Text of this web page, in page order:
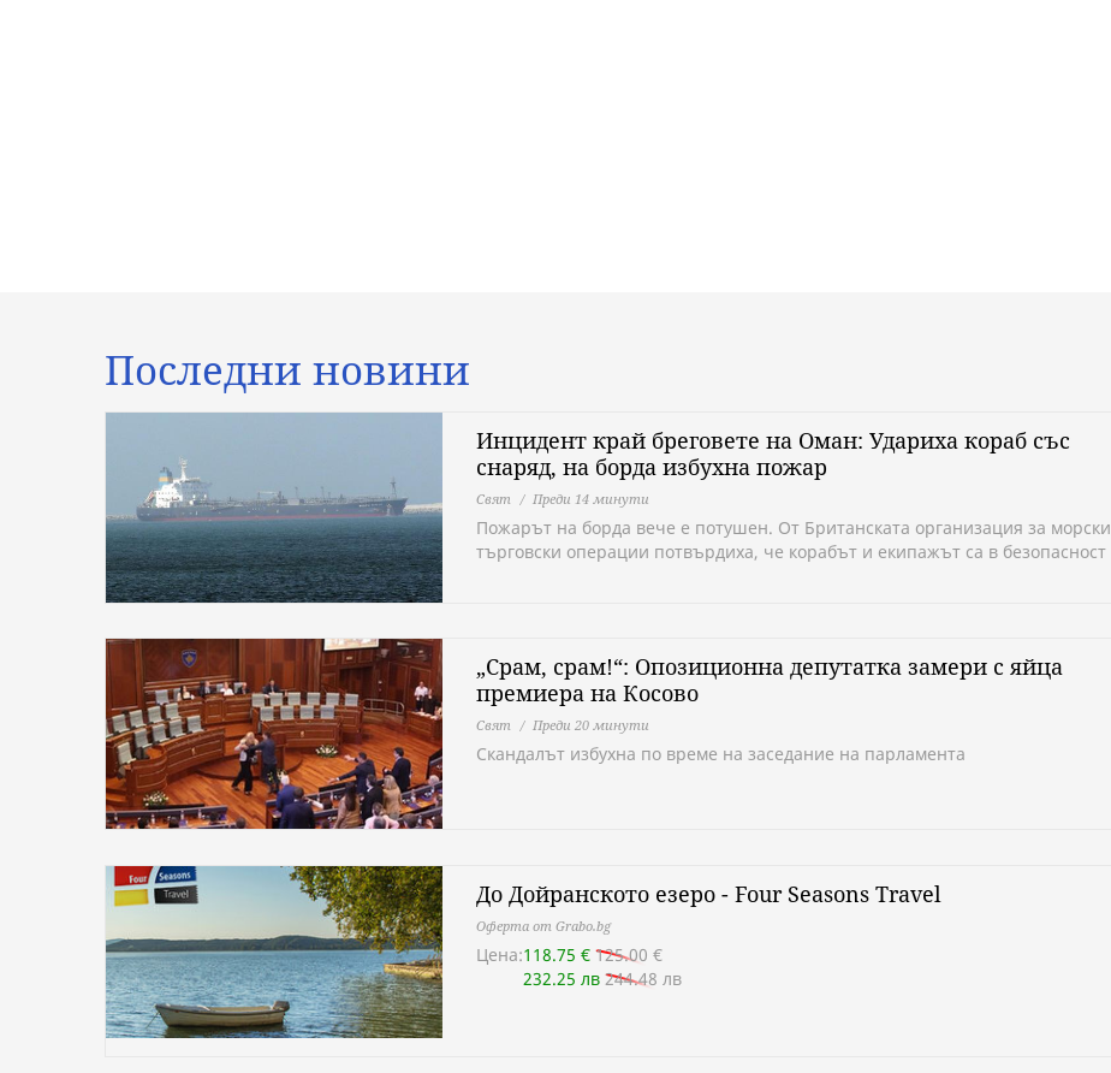
Последни новини
Инцидент край бреговете на Оман: Удариха кораб със
снаряд, на борда избухна пожар
Свят Преди 14 минути
Пожарът на борда вече е потушен. От Британската организация за морски
търговски операции потвърдиха, че корабът и екипажът са в безопасност
„Срам, срам!“: Опозиционна депутатка замери с яйца
премиера на Косово
Свят Преди 20 минути
Скандалът избухна по време на заседание на парламента
До Дойранското езеро - Four Seasons Travel
Оферта от Grabo.bg
Цена:118.75 € 125.00 €
232.25 лв 244.48 лв